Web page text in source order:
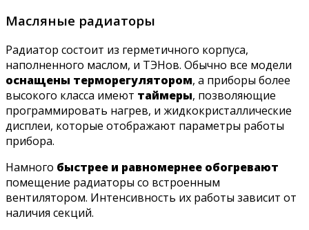
Масляные радиаторы
Радиатор состоит из герметичного корпуса,
наполненного маслом, и ТЭНов. Обычно все модели
оснащены терморегулятором, а приборы более
высокого класса имеют таймеры, позволяющие
программировать нагрев, и жидкокристаллические
дисплеи, которые отображают параметры работы
прибора.
Намного быстрее и равномернее обогревают
помещение радиаторы со встроенным
вентилятором. Интенсивность их работы зависит от
наличия секций.